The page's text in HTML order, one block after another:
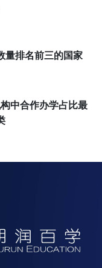
量排名前三的国家
中合作办学占比最